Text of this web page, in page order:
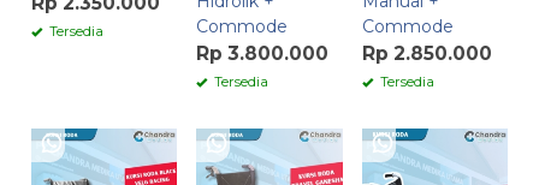
Tersedia
Commode
Rp 3.800.000
Tersedia
Commode
Rp 2.850.000
Tersedia